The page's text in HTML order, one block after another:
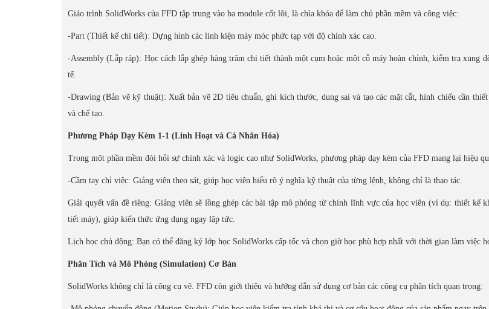
Giáo trình SolidWorks của FFD tập trung vào ba module cốt lõi, là chìa khóa để làm chủ phần mềm và công việc:
-Part (Thiết kế chi tiết): Dựng hình các linh kiện máy móc phức tạp với độ chính xác cao.
-Assembly (Lắp ráp): Học cách lắp ghép hàng trăm chi tiết thành một cụm hoặc một cỗ máy hoàn chỉnh, kiểm tra xung
tế.
-Drawing (Bản vẽ kỹ thuật): Xuất bản vẽ 2D tiêu chuẩn, ghi kích thước, dung sai và tạo các mặt cắt, hình chiếu cần
và chế tạo.
Phương Pháp Dạy Kèm 1-1 (Linh Hoạt và Cá Nhân Hóa)
Trong một phần mềm đòi hỏi sự chính xác và logic cao như SolidWorks, phương pháp dạy kèm của FFD mang lại hiệu
-Cầm tay chỉ việc: Giảng viên theo sát, giúp học viên hiểu rõ ý nghĩa kỹ thuật của từng lệnh, không chỉ là thao tác.
Giải quyết vấn đề riêng: Giảng viên sẽ lồng ghép các bài tập mô phỏng từ chính lĩnh vực của học viên (ví dụ: thiết kế
tiết máy), giúp kiến thức ứng dụng ngay lập tức.
Lịch học chủ động: Bạn có thể đăng ký lớp học SolidWorks cấp tốc và chọn giờ học phù hợp nhất với thời gian làm việc
Phân Tích và Mô Phỏng (Simulation) Cơ Bản
SolidWorks không chỉ là công cụ vẽ. FFD còn giới thiệu và hướng dẫn sử dụng cơ bản các công cụ phân tích quan trọng: